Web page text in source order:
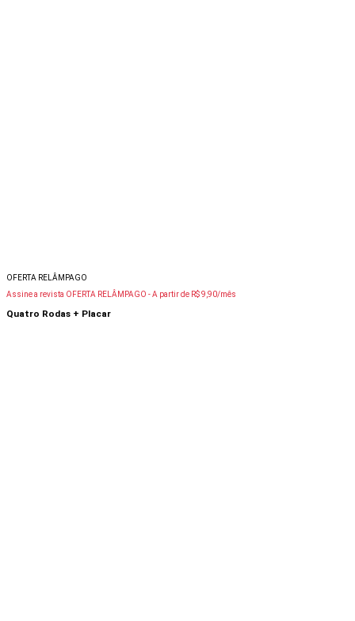
OFERTA RELÂMPAGO
Assine a revista OFERTA RELÂMPAGO -A partir de R$ 9,90/mês
Quatro Rodas + Placar